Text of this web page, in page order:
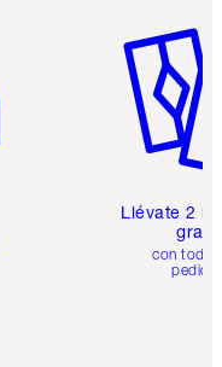
Llévate 2
gratis
con